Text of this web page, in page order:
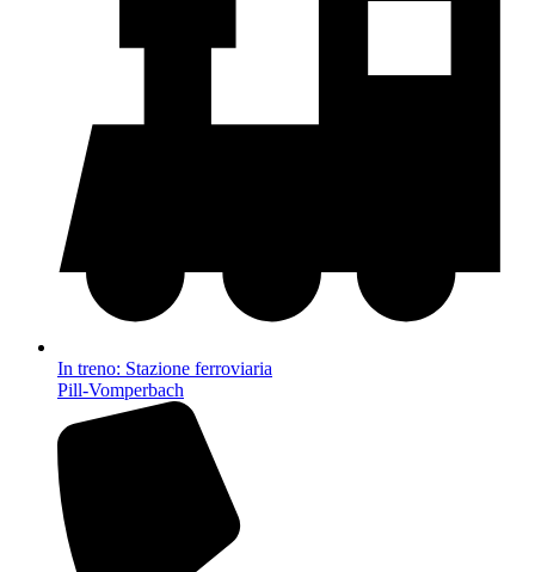
In treno: Stazione ferroviaria
Pill-Vomperbach